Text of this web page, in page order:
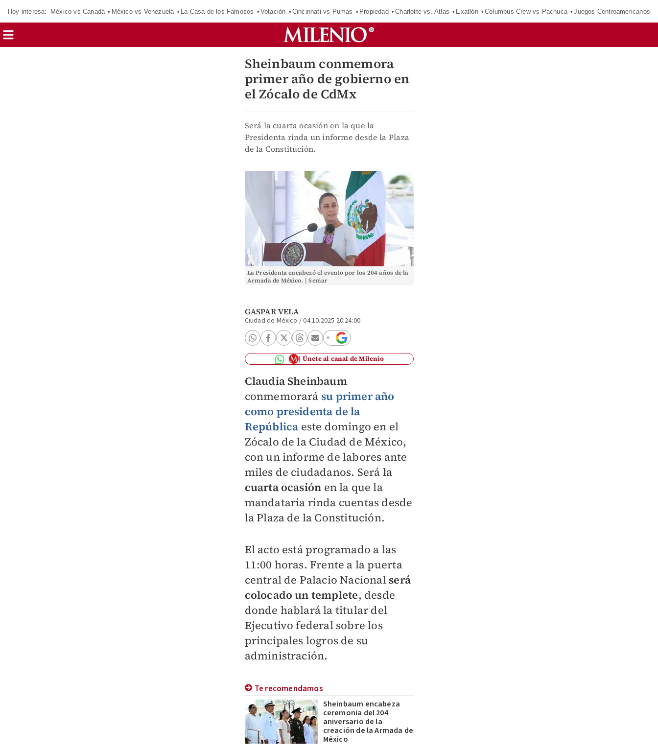
Hoy interesa: México vs Canadá México vs Venezuela La Casa de los Famosos Votación Cincinnati vs Pumas Propiedad Charlotte vs. Atlas Exatlón Columbus Crew vs Pachuca Juegos Centroamericanos
Sheinbaum conmemora
primer año de gobierno en
el Zócalo de CdMx
Será la cuarta ocasión en la que la
Presidenta rinda un informe desde la Plaza
de la Constitución.
La Presidenta encabezó el evento por los 204 años de la
Armada de México. | Semar
GASPAR VELA
Ciudad de México /04.10.2025 20:24:00
Únete al canal de Milenio
Claudia Sheinbaum
conmemorará su primer año
como presidenta de la
República este domingo en el
Zócalo de la Ciudad de México,
con un informe de labores ante
miles de ciudadanos. Será la
cuarta ocasión en la que la
mandataria rinda cuentas desde
la Plaza de la Constitución.
El acto está programado a las
11:00 horas. Frente a la puerta
central de Palacio Nacional será
colocado un templete, desde
donde hablará la titular del
Ejecutivo federal sobre los
principales logros de su
administración.
Te recomendamos
Sheinbaum encabeza
ceremonia del 204
aniversario de la
creación de la Armada de
México